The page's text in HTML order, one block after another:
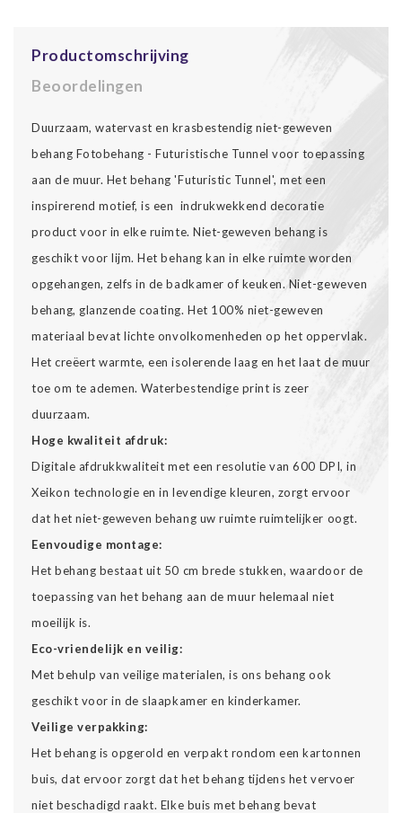
Productomschrijving
Beoordelingen
Duurzaam, watervast en krasbestendig niet-geweven
behang Fotobehang - Futuristische Tunnel voor toepassing
aan de muur. Het behang 'Futuristic Tunnel', met een
inspirerend motief, is een indrukwekkend decoratie
product voor in elke ruimte. Niet-geweven behang is
geschikt voor lijm. Het behang kan in elke ruimte worden
opgehangen, zelfs in de badkamer of keuken. Niet-geweven
behang, glanzende coating. Het 100% niet-geweven
materiaal bevat lichte onvolkomenheden op het oppervlak.
Het creëert warmte, een isolerende laag en het laat de muur
toe om te ademen. Waterbestendige print is zeer
duurzaam.
Hoge kwaliteit afdruk:
Digitale afdrukkwaliteit met een resolutie van 600 DPI, in
Xeikon technologie en in levendige kleuren, zorgt ervoor
dat het niet-geweven behang uw ruimte ruimtelijker oogt.
Eenvoudige montage:
Het behang bestaat uit 50 cm brede stukken, waardoor de
toepassing van het behang aan de muur helemaal niet
moeilijk is.
Eco-vriendelijk en veilig:
Met behulp van veilige materialen, is ons behang ook
geschikt voor in de slaapkamer en kinderkamer.
Veilige verpakking:
Het behang is opgerold en verpakt rondom een kartonnen
buis, dat ervoor zorgt dat het behang tijdens het vervoer
niet beschadigd raakt. Elke buis met behang bevat